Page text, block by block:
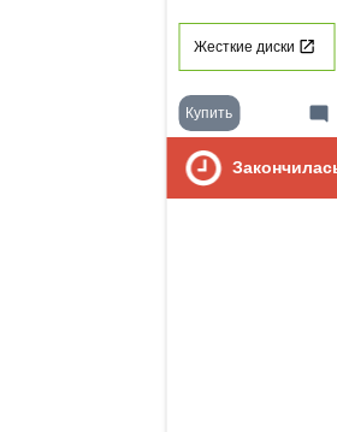
Жесткие диски
Купить mode_comment